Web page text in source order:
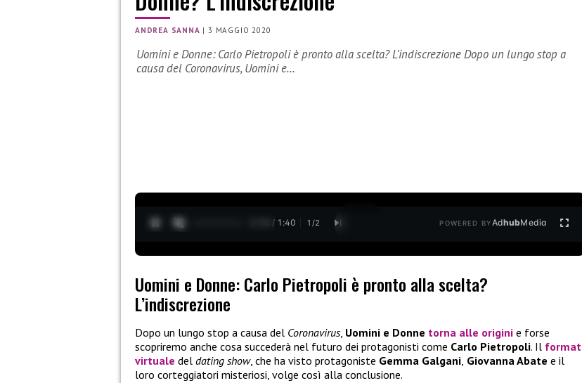
ANDREA SANNA |3 MAGGIO 2020
Uomini e Donne: Carlo Pietropoli è pronto alla scelta? L’indiscrezione Dopo un lungo stop a
causa del Coronavirus, Uomini e…
0:20 / 1:40 1 /2 POWERED BYAdhubMedia
Uomini e Donne: Carlo Pietropoli è pronto alla scelta?
L’indiscrezione
Dopo un lungo stop a causa del Coronavirus, Uomini e Donne torna alle origini e forse
scopriremo anche cosa succederà nel futuro dei protagonisti come Carlo Pietropoli. Il format
virtuale del dating show, che ha visto protagoniste Gemma Galgani, Giovanna Abate e il
loro corteggiatori misteriosi, volge così alla conclusione.